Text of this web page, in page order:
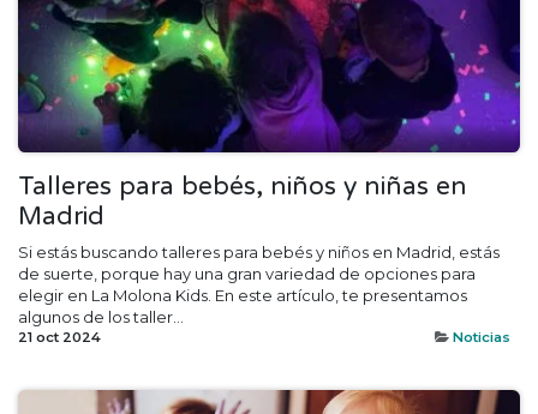
Talleres para bebés, niños y niñas en
Madrid
Si estás buscando talleres para bebés y niños en Madrid, estás
de suerte, porque hay una gran variedad de opciones para
elegir en La Molona Kids. En este artículo, te presentamos
algunos de los taller...
21 oct 2024 Noticias